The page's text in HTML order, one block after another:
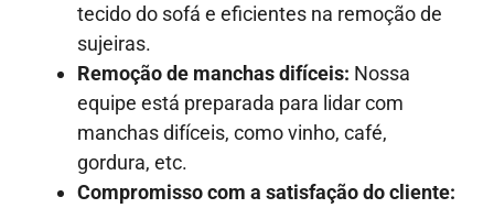
tecido do sofá e eficientes na remoção de
sujeiras.
Remoção de manchas difíceis: Nossa
equipe está preparada para lidar com
manchas difíceis, como vinho, café,
gordura, etc.
Compromisso com a satisfação do cliente: